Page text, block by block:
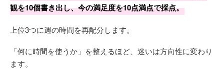
観を10個書き出し、今の満足度を10点満点で採点。
上位3つに週の時間を再配分します。
「何に時間を使うか」を整えるほど、迷いは方向性に変わり
ます。